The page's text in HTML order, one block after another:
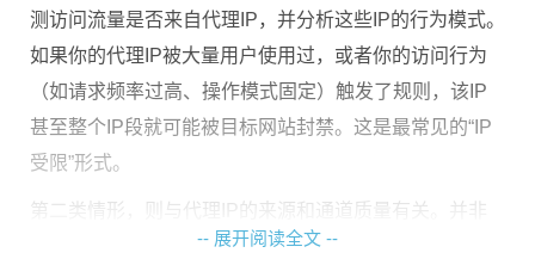
测访问流量是否来自代理IP，并分析这些IP的行为模式。
如果你的代理IP被大量用户使用过，或者你的访问行为
（如请求频率过高、操作模式固定）触发了规则，该IP
甚至整个IP段就可能被目标网站封禁。这是最常见的“IP
受限”形式。
第二类情形，则与代理IP的来源和通道质量有关。并非
所有代理IP都具备相同的稳定性和纯净度。一些代理IP可
-- 展开阅读全文 --